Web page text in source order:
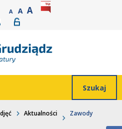
mapa serwisu
A POMNIEJSZ CZCIONKĘ
A STANDARDOWY ROZMIAR
A POWIĘKSZ
rozmiar czcionki
Rejestracja
Aktualności
Zawody